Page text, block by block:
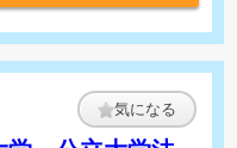
気になる